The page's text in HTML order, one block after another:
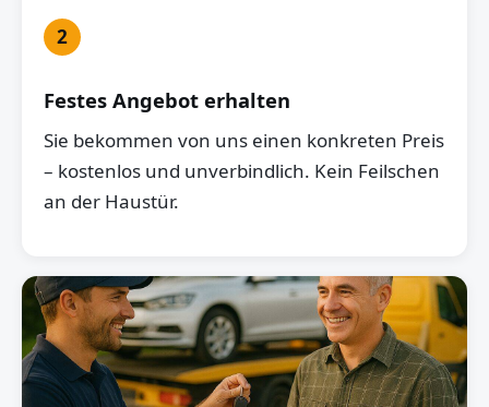
2
Festes Angebot erhalten
Sie bekommen von uns einen konkreten Preis
– kostenlos und unverbindlich. Kein Feilschen
an der Haustür.